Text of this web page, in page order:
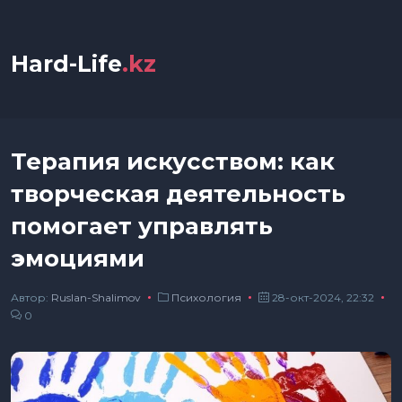
Hard-Life.kz
Терапия искусством: как
творческая деятельность
помогает управлять
эмоциями
Автор: Ruslan-Shalimov Психология
28-окт-2024, 22:32
0